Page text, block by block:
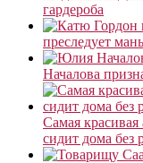
гардероба
преследует
Началова
Самая красивая
сидит дома без